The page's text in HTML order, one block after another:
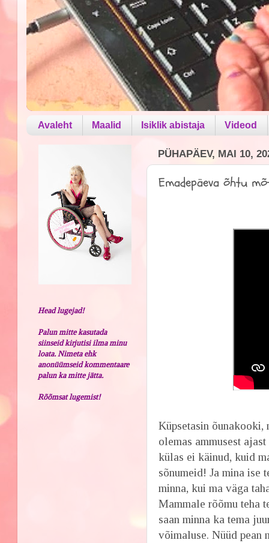
Avaleht Maalid Isiklik abistaja Videod
PÜHAPÄEV, MAI 10,
Emadepäeva õhtu
Küpsetasin
olemas ammusest
külas ei käinud, kuid
sõnumeid! Ja mina ise
minna, kui ma väga
Mammale rõõmu teha
saan minna ka tema
võimaluse. Nüüd pean
Head lugejad!
Palun mitte kasutada
siinseid kirjutisi ilma minu
loata. Nimeta ehk
anonüümseid kommentaare
palun ka mitte jätta.
Rõõmsat lugemist!